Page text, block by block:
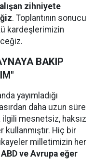
zihniyete
. Toplantının sonucu
kardeşlerimizin
BAKIP
yayımladığı
daha uzun süre
ilgili mesnetsiz, haksız
kullanmıştır. Hiç bir
milletimizin her
ABD ve Avrupa eğer